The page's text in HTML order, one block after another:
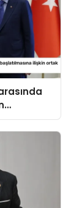
ortak